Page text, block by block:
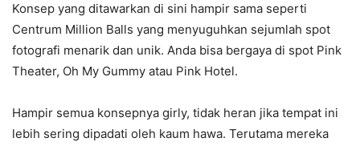
Konsep yang ditawarkan di sini hampir sama seperti
Centrum Million Balls yang menyuguhkan sejumlah spot
fotografi menarik dan unik. Anda bisa bergaya di spot Pink
Theater, Oh My Gummy atau Pink Hotel.
Hampir semua konsepnya girly, tidak heran jika tempat ini
lebih sering dipadati oleh kaum hawa. Terutama mereka